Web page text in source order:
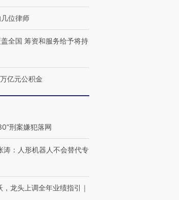
位律师
全国 筹资和服务给予将持
亿元公积金
刑案嫌犯落网
涛：人形机器人不会替代专
龙头上调全年业绩指引｜